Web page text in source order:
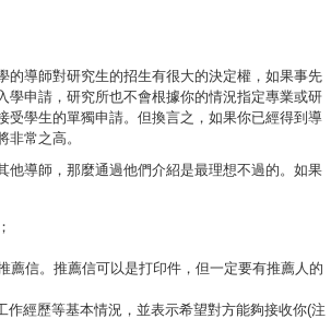
導師對研究生的招生有很大的決定權，如果事先
申請，研究所也不會根據你的情況指定專業或研
受學生的單獨申請。但換言之，如果你已經得到導
常之高。
導師，那麼通過他們介紹是最理想不過的。如果
薦信。推薦信可以是打印件，但一定要有推薦人的
經歷等基本情況，並表示希望對方能夠接收你(注